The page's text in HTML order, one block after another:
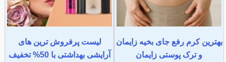
بهترین کرم رفع جای بخیه زایمان
و ترک پوستی زایمان
لیست پرفروش ترین های
آرایشی بهداشتی با 50% تخفیف